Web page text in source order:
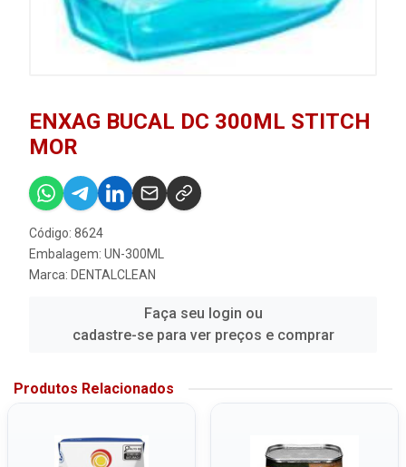
ENXAG BUCAL DC 300ML STITCH
MOR
Código: 8624
Embalagem: UN-300ML
Marca: DENTALCLEAN
Faça seu login ou
cadastre-se para ver preços e comprar
Produtos Relacionados